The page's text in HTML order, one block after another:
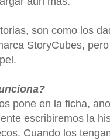
son como los
StoryCubes,
pone en la ficha,
escribiremos la
Cuando los